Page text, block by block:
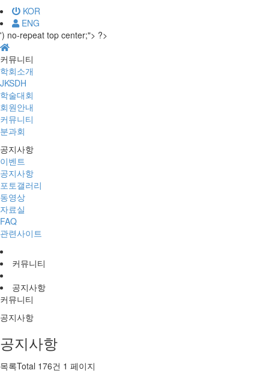
KOR
ENG
') no-repeat top center;"> ?>
커뮤니티
학회소개
JKSDH
학술대회
회원안내
커뮤니티
분과회
공지사항
이벤트
공지사항
포토갤러리
동영상
자료실
FAQ
관련사이트
커뮤니티
공지사항
커뮤니티
공지사항
공지사항
목록Total 176건 1 페이지